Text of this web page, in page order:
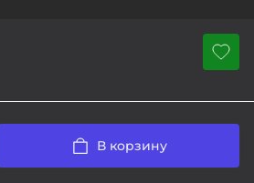
В корзину